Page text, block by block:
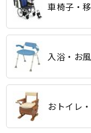
車椅子・
入浴・お
おトイレ